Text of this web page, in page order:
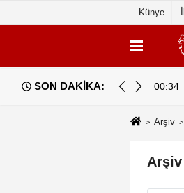
Künye
SON DAKİKA:
geldi 00:34
Arşiv
Arşiv